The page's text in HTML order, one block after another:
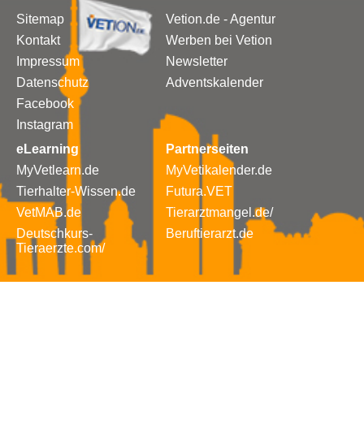
Sitemap
Kontakt
Impressum
Datenschutz
Facebook
Instagram
Vetion.de - Agentur
Werben bei Vetion
Newsletter
Adventskalender
eLearning
MyVetlearn.de
Tierhalter-Wissen.de
VetMAB.de
Deutschkurs-
Tieraerzte.com/
Partnerseiten
MyVetikalender.de
Futura.VET
Tierarztmangel.de/
Beruftierarzt.de